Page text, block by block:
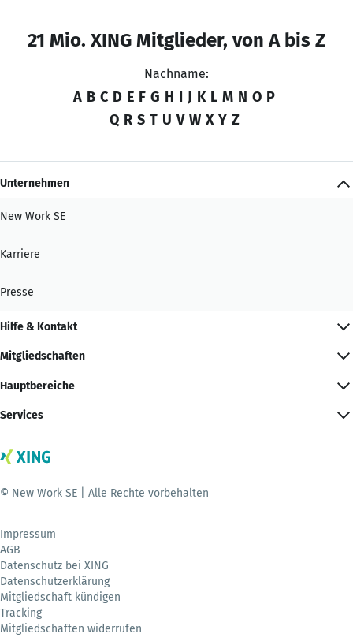
21 Mio. XING Mitglieder, von A bis Z
Nachname:
A B C D E F G H I J K L M N O P
Q R S T U V W X Y Z
Unternehmen
New Work SE
Karriere
Presse
Hilfe & Kontakt
Mitgliedschaften
Hauptbereiche
Services
© New Work SE | Alle Rechte vorbehalten
Impressum
AGB
Datenschutz bei XING
Datenschutzerklärung
Mitgliedschaft kündigen
Tracking
Mitgliedschaften widerrufen